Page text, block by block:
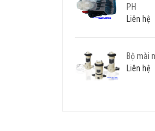
PH
Liên hệ
Bộ mài
Liên hệ